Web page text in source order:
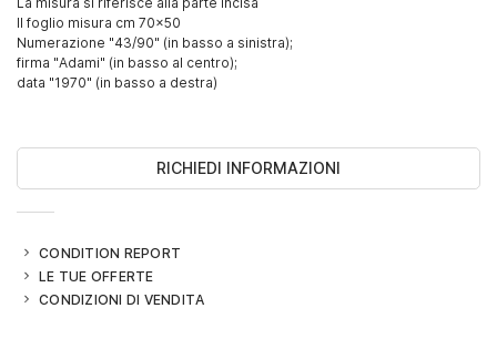
Il foglio misura cm 70x50
Numerazione "43/90" (in basso a sinistra);
firma "Adami" (in basso al centro);
data "1970" (in basso a destra)
RICHIEDI INFORMAZIONI
CONDITION REPORT
LE TUE OFFERTE
CONDIZIONI DI VENDITA